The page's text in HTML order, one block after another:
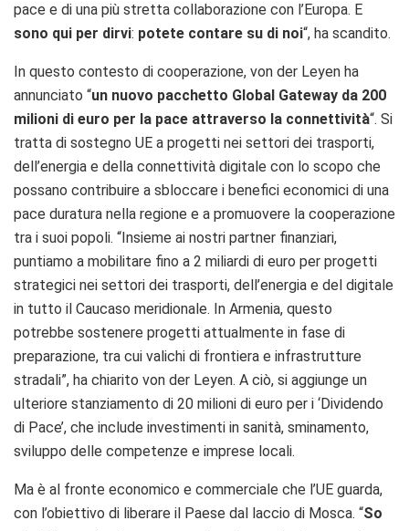
pace e di una più stretta collaborazione con l’Europa. E
sono qui per dirvi: potete contare su di noi“, ha scandito.
In questo contesto di cooperazione, von der Leyen ha
annunciato “un nuovo pacchetto Global Gateway da 200
milioni di euro per la pace attraverso la connettività“. Si
tratta di sostegno UE a progetti nei settori dei trasporti,
dell’energia e della connettività digitale con lo scopo che
possano contribuire a sbloccare i benefici economici di una
pace duratura nella regione e a promuovere la cooperazione
tra i suoi popoli. “Insieme ai nostri partner finanziari,
puntiamo a mobilitare fino a 2 miliardi di euro per progetti
strategici nei settori dei trasporti, dell’energia e del digitale
in tutto il Caucaso meridionale. In Armenia, questo
potrebbe sostenere progetti attualmente in fase di
preparazione, tra cui valichi di frontiera e infrastrutture
stradali”, ha chiarito von der Leyen. A ciò, si aggiunge un
ulteriore stanziamento di 20 milioni di euro per i ‘Dividendo
di Pace’, che include investimenti in sanità, sminamento,
sviluppo delle competenze e imprese locali.
Ma è al fronte economico e commerciale che l’UE guarda,
con l’obiettivo di liberare il Paese dal laccio di Mosca. “So